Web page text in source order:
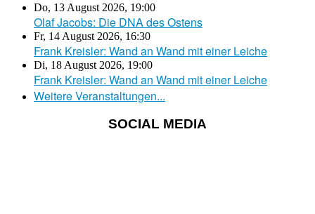
Do, 13 August 2026, 19:00
Olaf Jacobs: Die DNA des Ostens
Fr, 14 August 2026, 16:30
Frank Kreisler: Wand an Wand mit einer Leiche
Di, 18 August 2026, 19:00
Frank Kreisler: Wand an Wand mit einer Leiche
Weitere Veranstaltungen...
SOCIAL MEDIA